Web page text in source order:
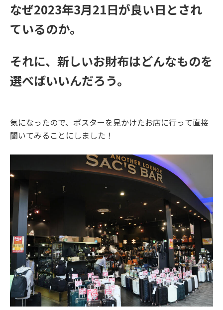
なぜ2023年3月21日が良い日とされ
ているのか。
それに、新しいお財布はどんなものを
選べばいいんだろう。
気になったので、ポスターを見かけたお店に行って直接
聞いてみることにしました！